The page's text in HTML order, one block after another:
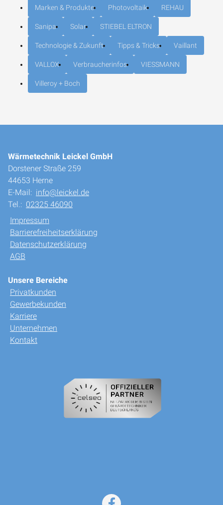
Marken & Produkte Photovoltaik REHAU
Sanipa Solar STIEBEL ELTRON
Technologie & Zukunft Tipps & Tricks Vaillant
VALLOX Verbraucherinfos VIESSMANN
Villeroy + Boch
Wärmetechnik Leickel GmbH
Dorstener Straße 259
44653 Herne
E-Mail: info@leickel.de
Tel.: 02325 46090
Impressum
Barrierefreiheitserklärung
Datenschutzerklärung
AGB
Unsere Bereiche
Privatkunden
Gewerbekunden
Karriere
Unternehmen
Kontakt